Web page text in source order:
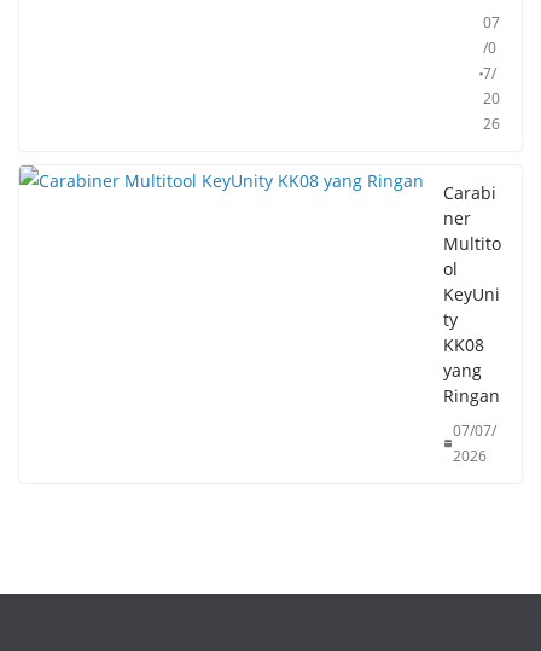
07
/0
7/
20
26
Carabi
ner
Multito
ol
KeyUni
ty
KK08
yang
Ringan
07/07/
2026